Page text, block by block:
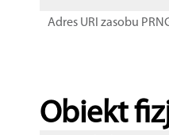
Adres URI zasobu
Obiekt